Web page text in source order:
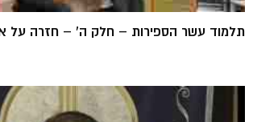
תלמוד עשר הספירות – חלק ה' – חזרה על